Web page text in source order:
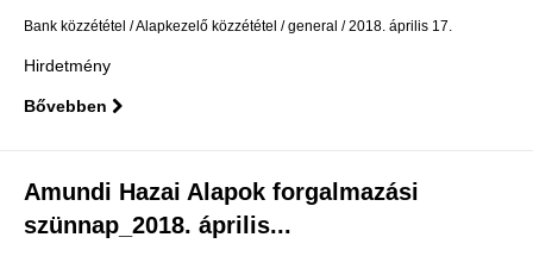
Bank közzététel Alapkezelő közzététel general 2018. április 17.
Hirdetmény
Bővebben
Amundi Hazai Alapok forgalmazási
szünnap_2018. április...